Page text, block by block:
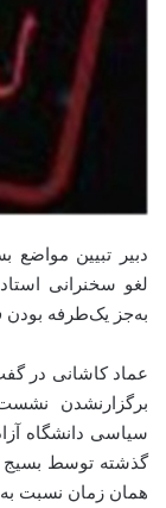
دبیر تبیین مواضع
لغو سخنرانی
به‌جز یک‌طرفه بودن
عماد کاشانی در
برگزار‌نشدن
سیاسی دانشگاه
گذشته توسط بسیج
همان زمان نسبت به